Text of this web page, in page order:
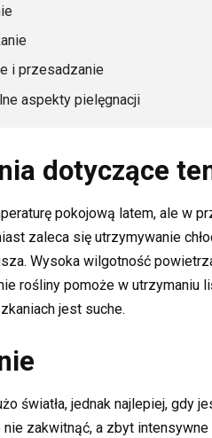
i przesadzanie
aspekty pielęgnacji
dotyczące
pokojową latem, ale w
zaleca się utrzymywanie
Wysoka wilgotność
rośliny pomoże w utrzymaniu
jest suche.
światła, jednak najlepiej, gdy
nie zakwitnąć, a zbyt